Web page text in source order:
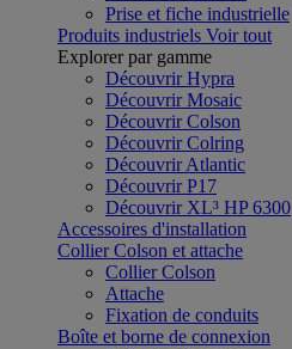
Prise et fiche industrielle
Produits industriels Voir tout
Explorer par gamme
Découvrir Hypra
Découvrir Mosaic
Découvrir Colson
Découvrir Colring
Découvrir Atlantic
Découvrir P17
Découvrir XL³ HP 6300
Accessoires d'installation
Collier Colson et attache
Collier Colson
Attache
Fixation de conduits
Boîte et borne de connexion